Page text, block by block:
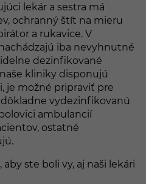
lekár a sestra má
ochranný štít na mieru
a rukavice. V
iba nevyhnutné
dezinfikované
kliniky disponujú
je možné pripraviť pre
vydezinfikovanú
ambulancií
ostatné
aby ste boli vy, aj naši lekári